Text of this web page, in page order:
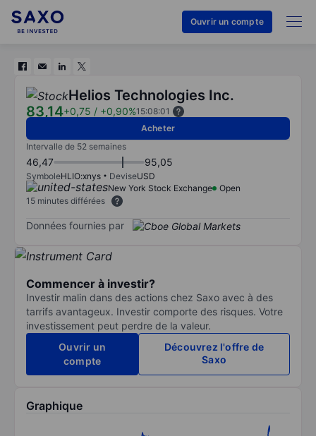
Ouvrir un compte
Helios Technologies Inc.
83,14+0,75 / +0,90%15:08:01
Acheter
Intervalle de 52 semaines
46,47 95,05
SymboleHLIO:xnys DeviseUSD
New York Stock Exchange
Open
15 minutes différées
Données fournies par
Commencer à investir?
Investir malin dans des actions chez Saxo avec à des
tarrifs avantageux. Investir comporte des risques. Votre
investissement peut perdre de la valeur.
Ouvrir un
compte
Découvrez l'offre de
Saxo
Graphique